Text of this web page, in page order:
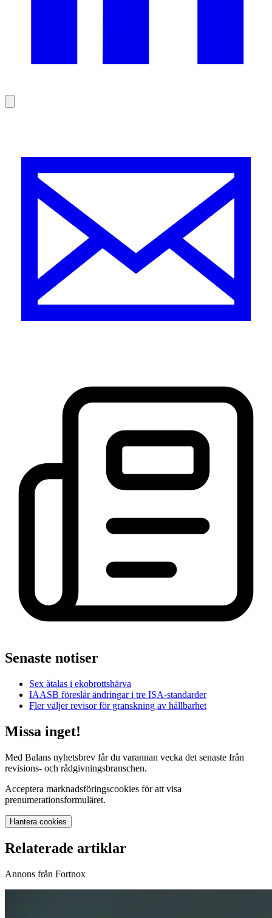
Senaste notiser
Sex åtalas i ekobrottshärva
IAASB föreslår ändringar i tre ISA-standarder
Fler väljer revisor för granskning av hållbarhet
Missa inget!
Med Balans nyhetsbrev får du varannan vecka det senaste från
revisions- och rådgivningsbranschen.
Acceptera marknadsföringscookies för att visa
prenumerationsformuläret.
Hantera cookies
Relaterade artiklar
Annons från Fortnox